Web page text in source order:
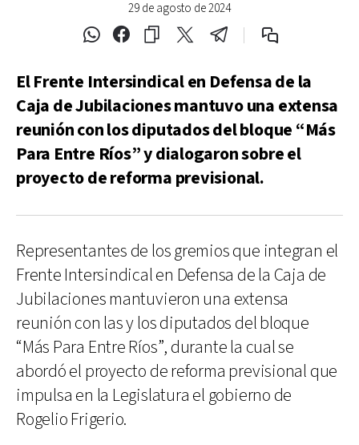
29 de agosto de 2024
El Frente Intersindical en Defensa de la
Caja de Jubilaciones mantuvo una extensa
reunión con los diputados del bloque “Más
Para Entre Ríos” y dialogaron sobre el
proyecto de reforma previsional.
Representantes de los gremios que integran el
Frente Intersindical en Defensa de la Caja de
Jubilaciones mantuvieron una extensa
reunión con las y los diputados del bloque
“Más Para Entre Ríos”, durante la cual se
abordó el proyecto de reforma previsional que
impulsa en la Legislatura el gobierno de
Rogelio Frigerio.